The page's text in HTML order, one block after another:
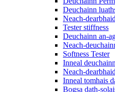
Deuchainn
Neach-
Tester stiffness
Deuchainn an-
Neach-
Softness Tester
Inneal
Neach-
Inneal tomhais
Bogsa dath-